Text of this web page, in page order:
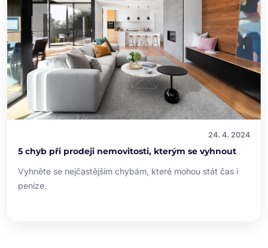
24. 4. 2024
5 chyb při prodeji nemovitosti, kterým se vyhnout
Vyhněte se nejčastějším chybám, které mohou stát čas i
peníze.